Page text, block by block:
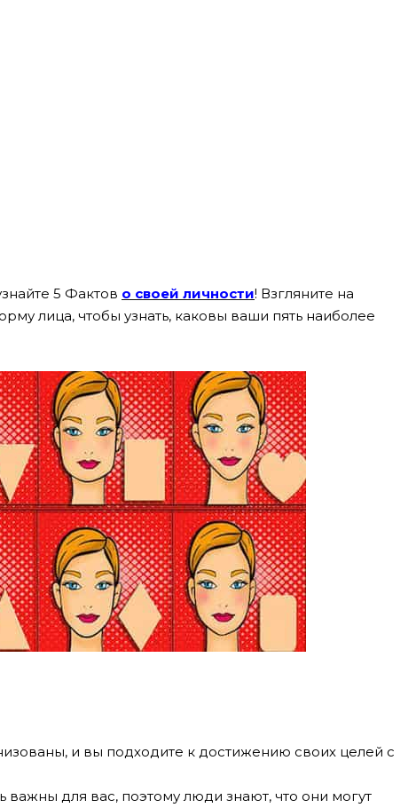
5 Фактов о своей личности! Взгляните на
лица, чтобы узнать, каковы ваши пять наиболее
и вы подходите к достижению своих целей с
для вас, поэтому люди знают, что они могут